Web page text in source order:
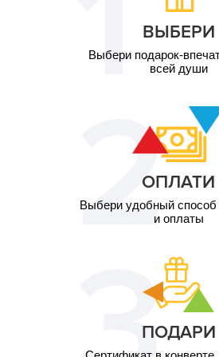
ВЫБЕРИ
Выбери подарок-
всей души
ОПЛАТИ
Выбери удобный способ
и оплаты
ПОДАРИ